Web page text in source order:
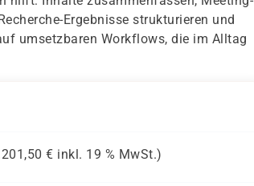
Ergebnisse strukturieren und
umsetzbaren Workflows, die im Alltag
€ inkl. 19 % MwSt.)